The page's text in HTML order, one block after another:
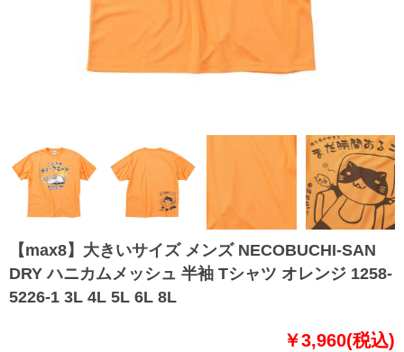
【max8】大きいサイズ メンズ NECOBUCHI-SAN
DRY ハニカムメッシュ 半袖 Tシャツ オレンジ 1258-
5226-1 3L 4L 5L 6L 8L
￥3,960(税込)